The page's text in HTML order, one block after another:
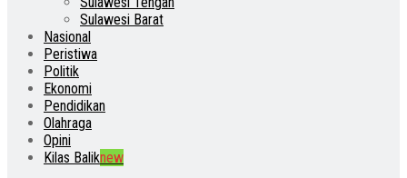
Sulawesi Barat
Nasional
Peristiwa
Politik
Ekonomi
Pendidikan
Olahraga
Opini
Kilas Baliknew